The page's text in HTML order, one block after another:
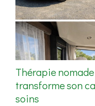
Thérapie
transforme son
soins